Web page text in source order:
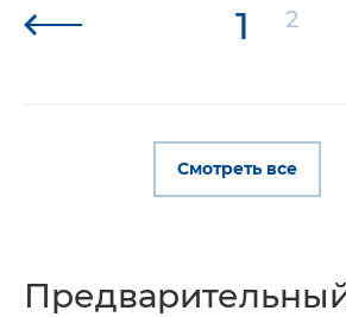
1 2
Смотреть все